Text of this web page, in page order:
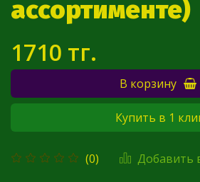
ассортименте)
(0) Добавить
1710 тг.
В корзину
Купить в 1